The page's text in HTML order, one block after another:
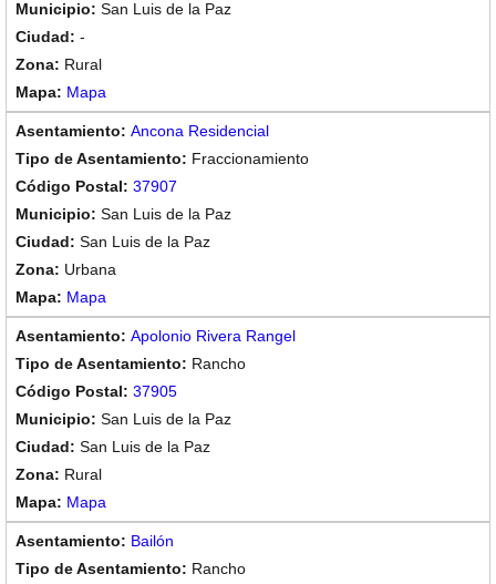
San Luis de la Paz
-
Rural
Mapa
Ancona Residencial
Fraccionamiento
37907
San Luis de la Paz
San Luis de la Paz
Urbana
Mapa
Apolonio Rivera Rangel
Rancho
37905
San Luis de la Paz
San Luis de la Paz
Rural
Mapa
Bailón
Rancho